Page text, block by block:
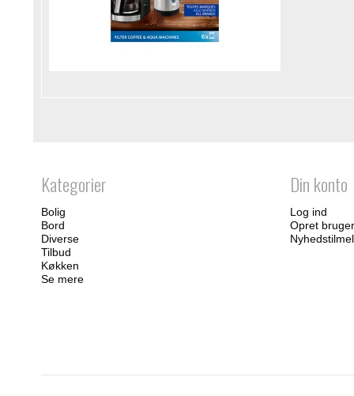
Kategorier
Bolig
Bord
Diverse
Tilbud
Køkken
Se mere
Din konto
Log ind
Opret bruger